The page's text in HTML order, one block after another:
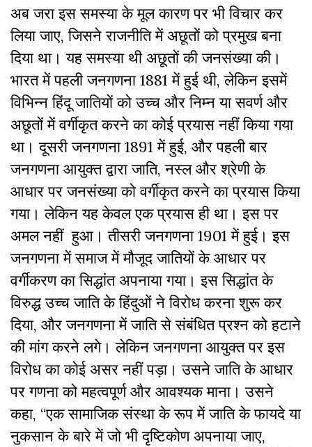
अब जरा इस समस्या के मूल कारण पर भी विचार कर
लिया जाए, जिसने राजनीति में अछूतों को प्रमुख बना
दिया था। यह समस्या थी अछूतों की जनसंख्या की।
भारत में पहली जनगणना 1881 में हुई थी, लेकिन इसमें
विभिन्न हिंदू जातियों को उच्च और निम्न या सवर्ण और
अछूतों में वर्गीकृत करने का कोई प्रयास नहीं किया गया
था। दूसरी जनगणना 1891 में हुई, और पहली बार
जनगणना आयुक्त द्वारा जाति, नस्ल और श्रेणी के
आधार पर जनसंख्या को वर्गीकृत करने का प्रयास किया
गया। लेकिन यह केवल एक प्रयास ही था। इस पर
अमल नहीं हुआ। तीसरी जनगणना 1901 में हुई। इस
जनगणना में समाज में मौजूद जातियों के आधार पर
वर्गीकरण का सिद्धांत अपनाया गया। इस सिद्धांत के
विरुद्ध उच्च जाति के हिंदुओं ने विरोध करना शुरू कर
दिया, और जनगणना में जाति से संबंधित प्रश्न को हटाने
की मांग करने लगे। लेकिन जनगणना आयुक्त पर इस
विरोध का कोई असर नहीं पड़ा। उसने जाति के आधार
पर गणना को महत्वपूर्ण और आवश्यक माना। उसने
कहा, “एक सामाजिक संस्था के रूप में जाति के फायदे या
नुकसान के बारे में जो भी दृष्टिकोण अपनाया जाए,